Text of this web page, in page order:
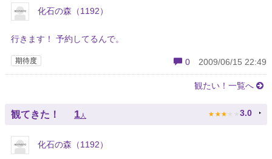
化石の森（1192）
行きます！ 予約してるんで。
期待度 0 2009/06/15 22:49
観たい！一覧へ
観てきた！ 1 人 ★ ★ ★ ★ ★ 3.0
化石の森（1192）